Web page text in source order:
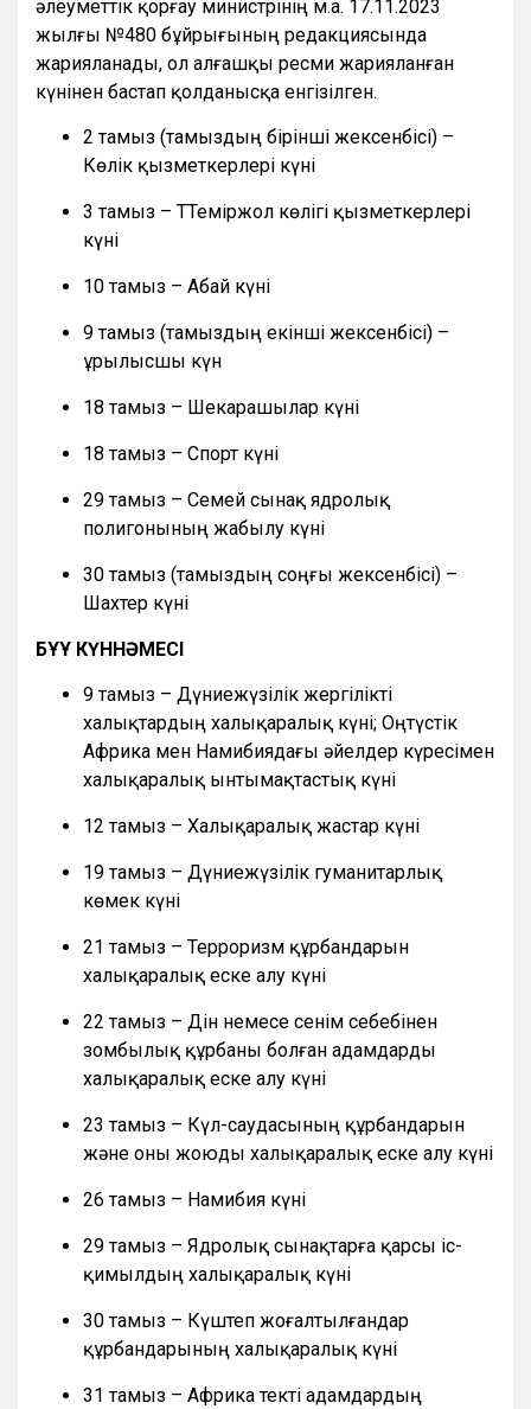
әлеуметтік қорғау министрінің м.а. 17.11.2023
жылғы №480 бұйрығының редакциясында
жарияланады, ол алғашқы ресми жарияланған
күнінен бастап қолданысқа енгізілген.
2 тамыз (тамыздың бірінші жексенбісі) –
Көлік қызметкерлері күні
3 тамыз – ТТеміржол көлігі қызметкерлері
күні
10 тамыз – Абай күні
9 тамыз (тамыздың екінші жексенбісі) –
Құрылысшы күн
18 тамыз – Шекарашылар күні
18 тамыз – Спорт күні
29 тамыз – Семей сынақ ядролық
полигонының жабылу күні
30 тамыз (тамыздың соңғы жексенбісі) –
Шахтер күні
БҰҰ КҮННӘМЕСІ
9 тамыз – Дүниежүзілік жергілікті
халықтардың халықаралық күні; Оңтүстік
Африка мен Намибиядағы әйелдер күресімен
халықаралық ынтымақтастық күні
12 тамыз – Халықаралық жастар күні
19 тамыз – Дүниежүзілік гуманитарлық
көмек күні
21 тамыз – Терроризм құрбандарын
халықаралық еске алу күні
22 тамыз – Дін немесе сенім себебінен
зомбылық құрбаны болған адамдарды
халықаралық еске алу күні
23 тамыз – Күл-саудасының құрбандарын
және оны жоюды халықаралық еске алу күні
26 тамыз – Намибия күні
29 тамыз – Ядролық сынақтарға қарсы іс-
қимылдың халықаралық күні
30 тамыз – Күштеп жоғалтылғандар
құрбандарының халықаралық күні
31 тамыз – Африка текті адамдардың